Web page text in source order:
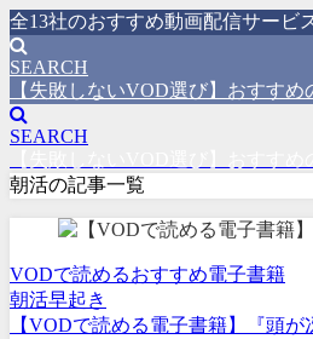
全13社のおすすめ動画配信サービ
SEARCH
【失敗しないVOD選び】おすす
SEARCH
朝活の記事一覧
VODで読めるおすすめ電子書籍
朝活早起き
【VODで読める電子書籍】『頭